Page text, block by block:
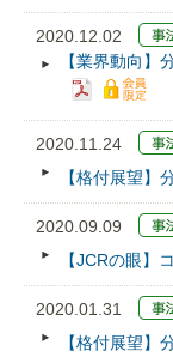
2020.12.02
【業界動向
2020.11.24
【格付展望】
2020.09.09
【JCRの眼】
2020.01.31
【格付展望】